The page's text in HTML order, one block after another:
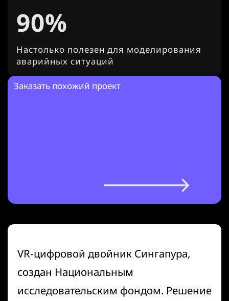
90%
Настолько полезен для моделирования
аварийных ситуаций
Заказать похожий проект
VR-цифровой двойник Сингапура,
создан Национальным
исследовательским фондом. Решение